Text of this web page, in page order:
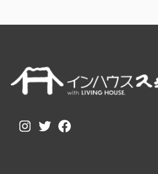
Instagram
TwitterFacebook